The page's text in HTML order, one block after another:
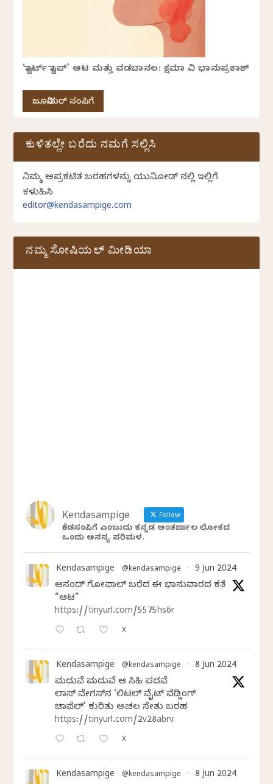
‘ಸ್ಟಾರ್ಟ್ ಸ್ಟಾಪ್’ ಆಟ ಮತ್ತು ವಡಬಾನಲ: ಕ್ಷಮಾ ವಿ ಭಾನುಪ್ರಕಾಶ್
ಜೂನಿಯರ್ ಸಂಪಿಗೆ
ಕುಳಿತಲ್ಲೇ ಬರೆದು ನಮಗೆ ಸಲ್ಲಿಸಿ
ನಿಮ್ಮ ಅಪ್ರಕಟಿತ ಬರಹಗಳನ್ನು ಯುನಿಕೋಡ್ ನಲ್ಲಿ ಇಲ್ಲಿಗೆ
ಕಳುಹಿಸಿ
editor@kendasampige.com
ನಮ್ಮ ಸೋಷಿಯಲ್‌ ಮೀಡಿಯಾ
Kendasampige Follow
ಕೆಂಡಸಂಪಿಗೆ ಎಂಬುದು ಕನ್ನಡ ಅಂತರ್ಜಾಲ ಲೋಕದ
ಒಂದು ಅನನ್ಯ ಪರಿಮಳ.
Kendasampige @kendasampige · 9 Jun 2024
ಆನಂದ್‌ ಗೋಪಾಲ್‌ ಬರೆದ ಈ ಭಾನುವಾರದ ಕತೆ
“ಆಟ”
https://tinyurl.com/5575hs6r
X
Kendasampige @kendasampige · 8 Jun 2024
ಮದುವೆ ಮದುವೆ ಆ ಸಿಹಿ ಪದವೆ
ಲಾಸ್‌ ವೇಗಸ್‌ನ ‘ಲಿಟಲ್ ವೈಟ್ ವೆಡ್ಡಿಂಗ್
ಚಾಪೆಲ್’ ಕುರಿತು ಅಚಲ ಸೇತು ಬರಹ
https://tinyurl.com/2v28abrv
X
Kendasampige @kendasampige · 8 Jun 2024